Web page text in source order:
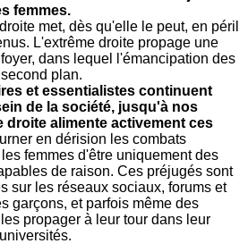
femmes.
met, dès qu'elle le peut, en péril
L'extrême droite propage une
dans lequel l'émancipation des
plan.
et essentialistes continuent
de la société, jusqu'à nos
droite alimente activement ces
en dérision les combats
femmes d'être uniquement des
de raison. Ces préjugés sont
sur les réseaux sociaux, forums et
garçons, et parfois même des
propager à leur tour dans leur